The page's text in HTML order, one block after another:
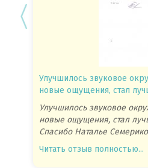
Улучшилось звуковое
новые ощущения, стал
Улучшилось звуковое
новые ощущения, стал
Спасибо Наталье
Читать отзыв полностью...